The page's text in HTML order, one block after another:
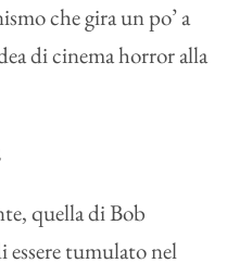
che gira un po’ a
di cinema horror alla
quella di Bob
tumulato nel